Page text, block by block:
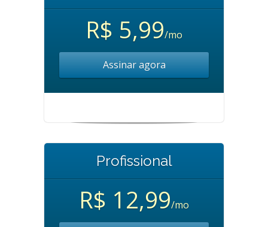
R$ 5,99/mo
Assinar agora
Profissional
R$ 12,99/mo